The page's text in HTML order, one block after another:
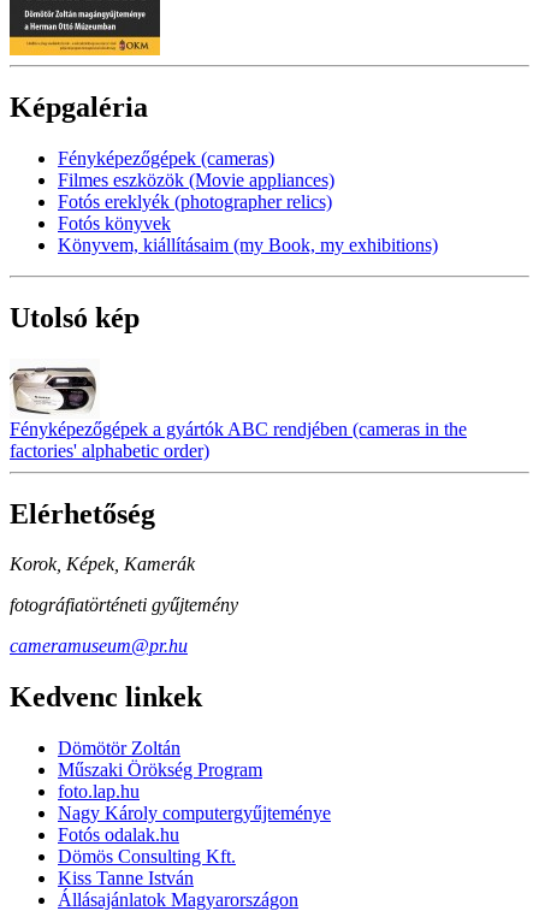
Képgaléria
Fényképezőgépek (cameras)
Filmes eszközök (Movie appliances)
Fotós ereklyék (photographer relics)
Fotós könyvek
Könyvem, kiállításaim (my Book, my exhibitions)
Utolsó kép
Fényképezőgépek a gyártók ABC rendjében (cameras in the
factories' alphabetic order)
Elérhetőség
Korok, Képek, Kamerák
fotográfiatörténeti gyűjtemény
cameramuseum@pr.hu
Kedvenc linkek
Dömötör Zoltán
Műszaki Örökség Program
foto.lap.hu
Nagy Károly computergyűjteménye
Fotós odalak.hu
Dömös Consulting Kft.
Kiss Tanne István
Állásajánlatok Magyarországon